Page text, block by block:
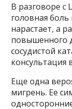
В разговоре с
головная
нарастает, а
повышенного
сосудистой
консультация
Еще одна
мигрень. Ее